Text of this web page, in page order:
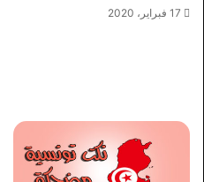
17 فبراير، 2020